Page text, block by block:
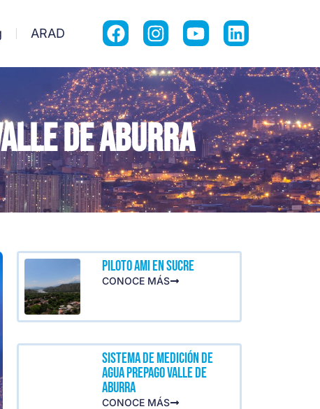
ARAD
de Aburra
PILOTO AMI EN SUCRE
CONOCE MÁS
SISTEMA DE MEDICIÓN DE
AGUA PREPAGO VALLE DE
ABURRA
CONOCE MÁS